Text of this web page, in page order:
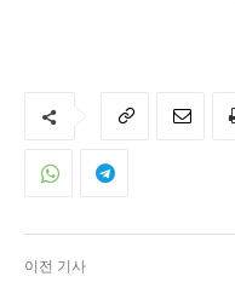
이전 기사